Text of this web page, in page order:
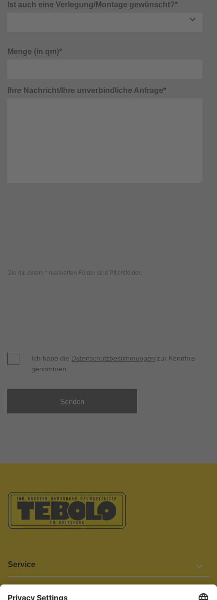
Ist auch eine Verlegung/Montage gewünscht?*
Menge (in qm)*
Ihre Nachricht/Ihre unverbindliche Anfrage*
Die mit einem * markierten Felder sind Pflichtfelder.
Ich habe die Datenschutzbestimmungen zur Kenntnis
genommen.
Senden
Service
Informationen